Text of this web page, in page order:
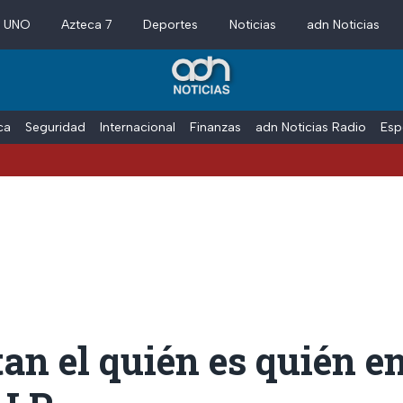
Azteca 7 Deportes Noticias adn Noticias
Seguridad Internacional Finanzas adn Noticias Radio
el quién es quién